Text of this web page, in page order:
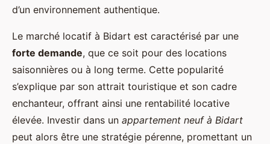
d’un environnement authentique.
Le marché locatif à Bidart est caractérisé par une
forte demande, que ce soit pour des locations
saisonnières ou à long terme. Cette popularité
s’explique par son attrait touristique et son cadre
enchanteur, offrant ainsi une rentabilité locative
élevée. Investir dans un appartement neuf à Bidart
peut alors être une stratégie pérenne, promettant un